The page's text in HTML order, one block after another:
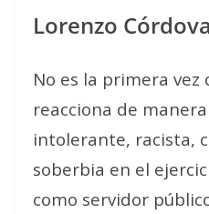
Lorenzo
No es la primera vez
reacciona de
intolerante, racista,
soberbia en el
como servidor